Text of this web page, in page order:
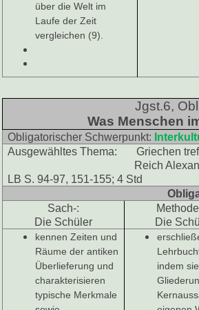
über die Welt im
Laufe der Zeit
vergleichen (9).
Jgst.6,
Was Menschen
Obligatorischer Schwerpunkt:
Ausgewähltes Thema: Griechen
Reich
LB S. 94-97, 151-155; 4 Std
Sach-:
Die Schüler
Die
kennen Zeiten und
Räume der antiken
Überlieferung und
charakterisieren
typische Merkmale
indem sie